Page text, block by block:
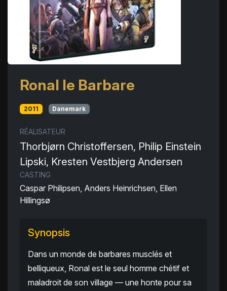
Ronal le Barbare
2011 Danemark
RÉALISATEUR
Thorbjørn Christoffersen, Philip Einstein
Lipski, Kresten Vestbjerg Andersen
CASTING
Caspar Philipsen, Anders Heinrichsen, Ellen
Hillingsø
Synopsis
Dans un monde de barbares musclés et
belliqueux, Ronal est le seul homme chétif et
maladroit de son village — une honte pour sa